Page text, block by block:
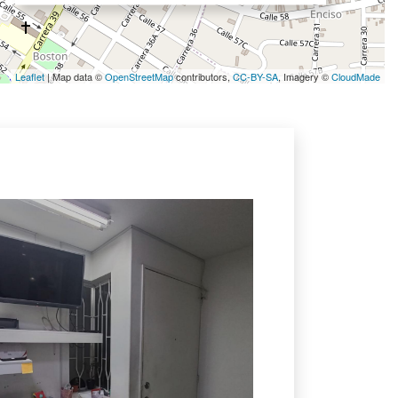
Leaflet| Map data ©OpenStreetMapcontributors, CC-BY-SA, Imagery ©CloudMade